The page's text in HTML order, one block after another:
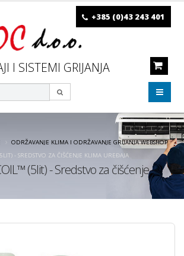
I SISTEMI GRIJANJA
+385 (0)43 243 401
ODRŽAVANJE KLIMA I ODRŽAVANJE GRIJANJA WEBSHOP
- SREDSTVO ZA ČIŠĆENJE KLIMA UREĐAJA
(5lit) - Sredstvo za čišćenje